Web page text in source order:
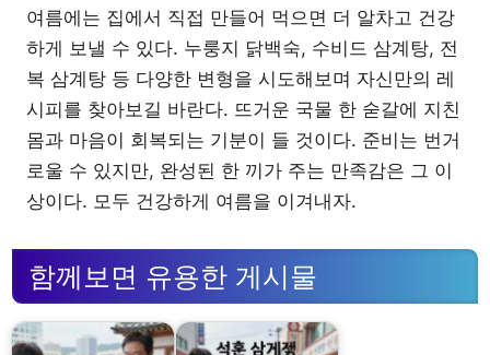
여름에는 집에서 직접 만들어 먹으면 더 알차고 건강
하게 보낼 수 있다. 누룽지 닭백숙, 수비드 삼계탕, 전
복 삼계탕 등 다양한 변형을 시도해보며 자신만의 레
시피를 찾아보길 바란다. 뜨거운 국물 한 숟갈에 지친
몸과 마음이 회복되는 기분이 들 것이다. 준비는 번거
로울 수 있지만, 완성된 한 끼가 주는 만족감은 그 이
상이다. 모두 건강하게 여름을 이겨내자.
함께보면 유용한 게시물